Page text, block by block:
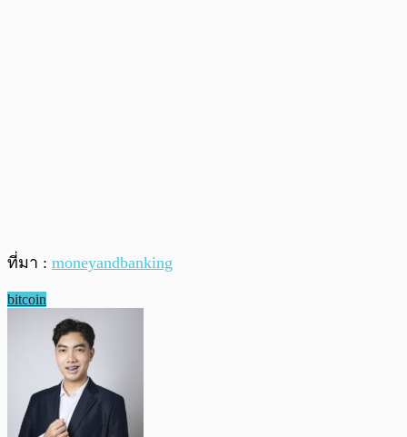
ที่มา : moneyandbanking
bitcoin